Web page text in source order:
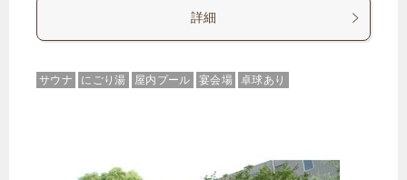
詳細
サウナ にごり湯 屋内プール 宴会場 卓球あり